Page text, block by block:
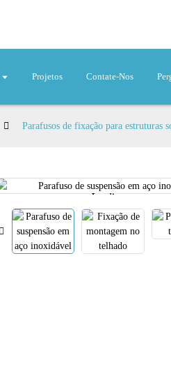
Projetos Contate-Nos
Parafusos de fixação para estruturas
Loading...
Loading...